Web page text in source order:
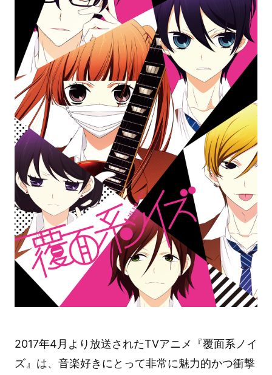
2017年4月より放送されたTVアニメ『覆面系ノイ
ズ』は、音楽好きにとって非常に魅力的かつ衝撃